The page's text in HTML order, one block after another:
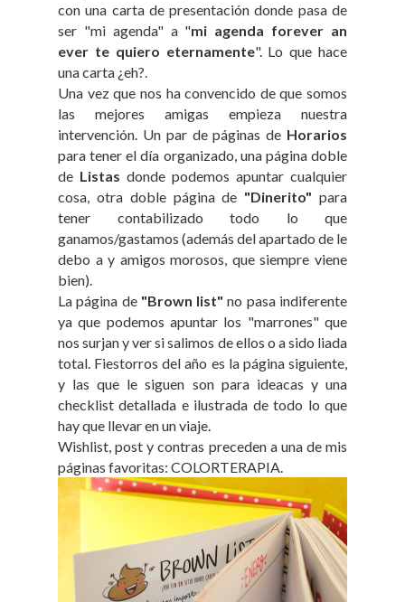
con una carta de presentación donde pasa de
ser "mi agenda" a "mi agenda forever an
ever te quiero eternamente". Lo que hace
una carta ¿eh?.
Una vez que nos ha convencido de que somos
las mejores amigas empieza nuestra
intervención. Un par de páginas de Horarios
para tener el día organizado, una página doble
de Listas donde podemos apuntar cualquier
cosa, otra doble página de "Dinerito" para
tener contabilizado todo lo que
ganamos/gastamos (además del apartado de le
debo a y amigos morosos, que siempre viene
bien).
La página de "Brown list" no pasa indiferente
ya que podemos apuntar los "marrones" que
nos surjan y ver si salimos de ellos o a sido liada
total. Fiestorros del año es la página siguiente,
y las que le siguen son para ideacas y una
checklist detallada e ilustrada de todo lo que
hay que llevar en un viaje.
Wishlist, post y contras preceden a una de mis
páginas favoritas: COLORTERAPIA.